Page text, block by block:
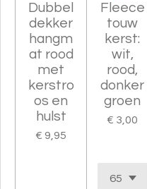
Dubbel
dekker
hangm
at rood
met
kerstro
os en
hulst
€ 9,95
Fleece
touw
kerst:
wit,
rood,
donker
groen
€ 3,00